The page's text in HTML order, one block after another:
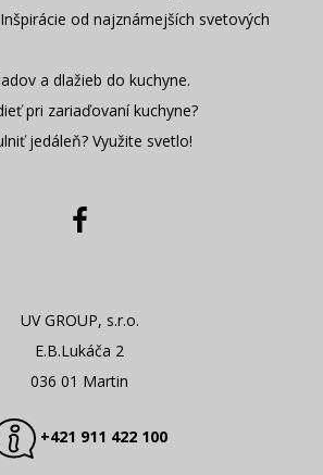
od najznámejších svetových
a dlažieb do kuchyne.
pri zariaďovaní kuchyne?
jedáleň? Využite svetlo!
UV GROUP, s.r.o.
E.B.Lukáča 2
036 01 Martin
+421 911 422 100